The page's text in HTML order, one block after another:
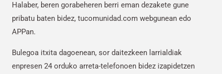
Halaber, beren gorabeheren berri eman dezakete gune
pribatu baten bidez, tucomunidad.com webgunean edo
APPan.
Bulegoa itxita dagoenean, sor daitezkeen larrialdiak
enpresen 24 orduko arreta-telefonoen bidez izapidetzen